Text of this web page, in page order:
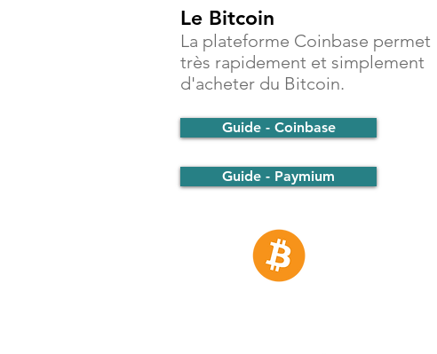
Le Bitcoin
La plateforme Coinbase permet
très rapidement et simplement
d'acheter du Bitcoin.
Guide - Coinbase
Guide - Paymium